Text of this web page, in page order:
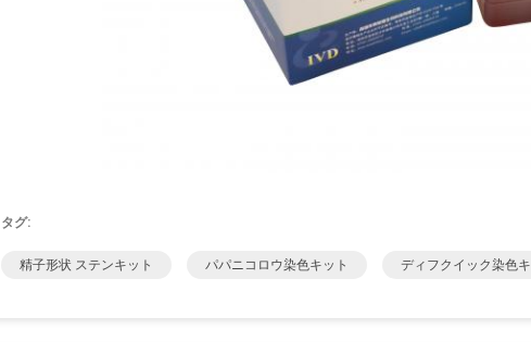
タグ:
精子形状 ステンキット パパニコロウ染色キット ディフクイック染色キ